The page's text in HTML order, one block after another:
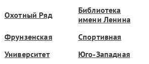
Охотный Ряд
Библиотека
имени Ленина
Фрунзенская
Спортивная
Университет
Юго-Западная